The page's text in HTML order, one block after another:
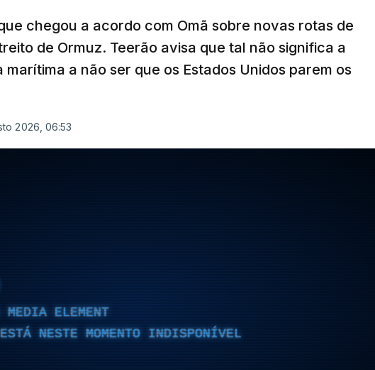
chegou a acordo com Omã sobre novas rotas de
de Ormuz. Teerão avisa que tal não significa a
a não ser que os Estados Unidos parem os
2026, 06:53
MEDIA ELEMENT
NESTE MOMENTO INDISPONÍVEL